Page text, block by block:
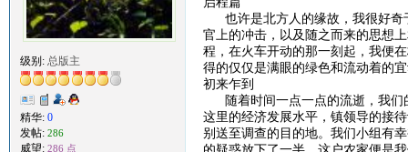
级别: 总版主
精华: 0
发帖: 286
威望: 286 点
也许是北方人的缘故，我很好奇
官上的冲击，以及随之而来的思想
程，在火车开动的那一刻起，我便
得的仅仅是满眼的绿色和流动着的
初来乍到
随着时间一点一点的流逝，我们
这里的经济发展水平，镇领导的接
别送至调查的目的地。我们小组有
的疑惑放下了一半，这户农家便是